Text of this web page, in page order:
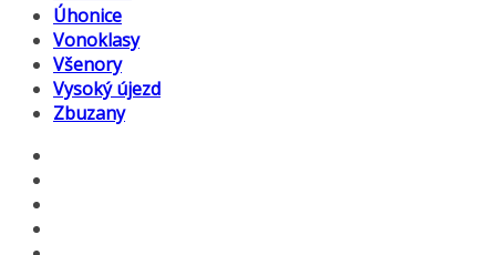
Úhonice
Vonoklasy
Všenory
Vysoký újezd
Zbuzany